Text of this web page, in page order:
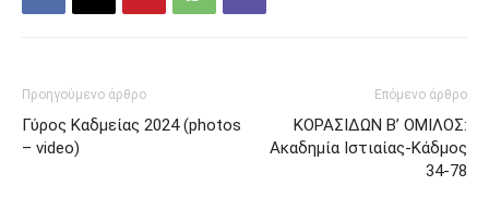
Προηγούμενο άρθρο
Γύρος Καδμείας 2024 (photos
– video)
Επόμενο άρθρο
ΚΟΡΑΣΙΔΩΝ Β’ ΟΜΙΛΟΣ:
Ακαδημία Ιστιαίας-Κάδμος
34-78